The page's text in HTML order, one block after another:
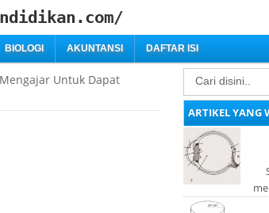
BIOLOGI AKUNTANSI DAFTAR ISI
Untuk Dapat
ARTIKEL YANG